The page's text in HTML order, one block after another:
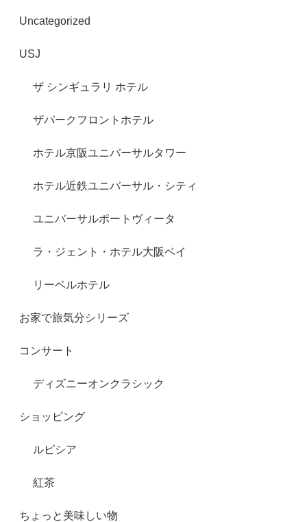
Uncategorized
USJ
ザ シンギュラリ ホテル
ザパークフロントホテル
ホテル京阪ユニバーサルタワー
ホテル近鉄ユニバーサル・シティ
ユニバーサルポートヴィータ
ラ・ジェント・ホテル大阪ベイ
リーベルホテル
お家で旅気分シリーズ
コンサート
ディズニーオンクラシック
ショッピング
ルピシア
紅茶
ちょっと美味しい物